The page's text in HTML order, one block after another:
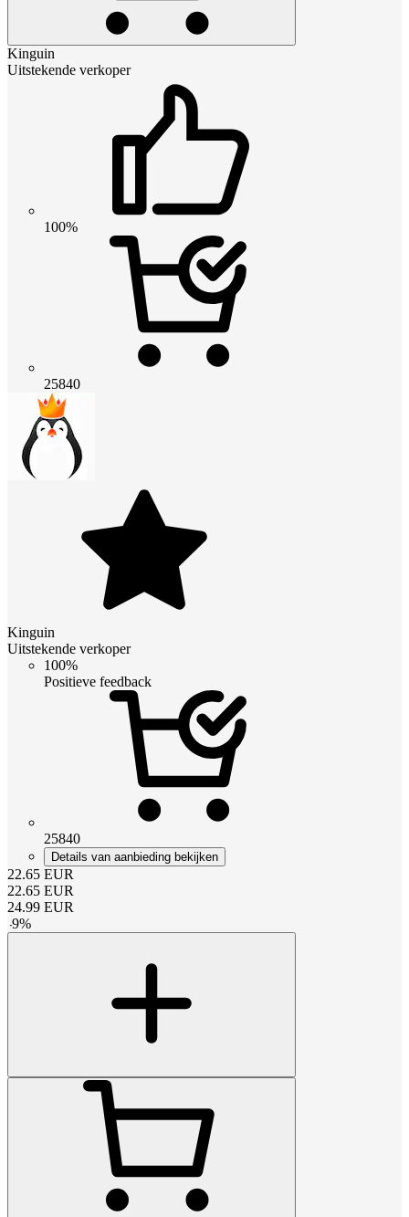
Kinguin
Uitstekende verkoper
100%
25840
Kinguin
Uitstekende verkoper
100%
Positieve feedback
25840
Details van aanbieding bekijken
22.65 EUR
22.65 EUR
24.99 EUR
-9%